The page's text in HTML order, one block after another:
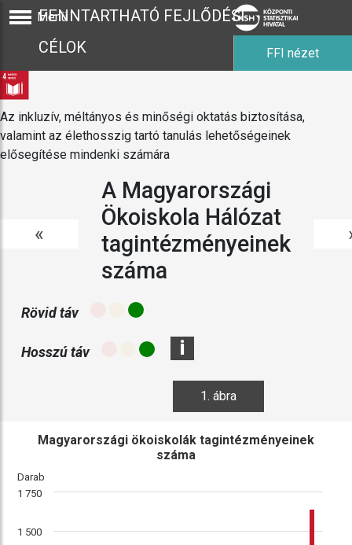
Menü
FENNTARTHATÓ FEJLŐDÉSI
CÉLOK
FFI nézet
Az inkluzív, méltányos és minőségi oktatás biztosítása,
valamint az élethosszig tartó tanulás lehetőségeinek
elősegítése mindenki számára
«
A Magyarországi
Ökoiskola Hálózat
tagintézményeinek
száma
Rövid táv
Hosszú táv i
1. ábra
Darab
Magyarországi ökoiskolák tagintézményeinek
száma
1 500
1 750